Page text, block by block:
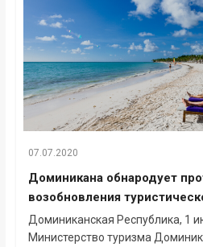
07.07.2020
Доминикана обнародует
возобновления
Доминиканская Республика, 1
Министерство туризма